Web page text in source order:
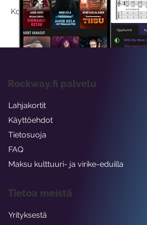
Kokeilemalla ilmaiseksi saat koko
viikon ajaksi.
Rockway.fi palvelu
Lahjakortit
Käyttöehdot
Tietosuoja
FAQ
Maksu kulttuuri- ja virike-eduilla
Tietoa meistä
Yrityksestä